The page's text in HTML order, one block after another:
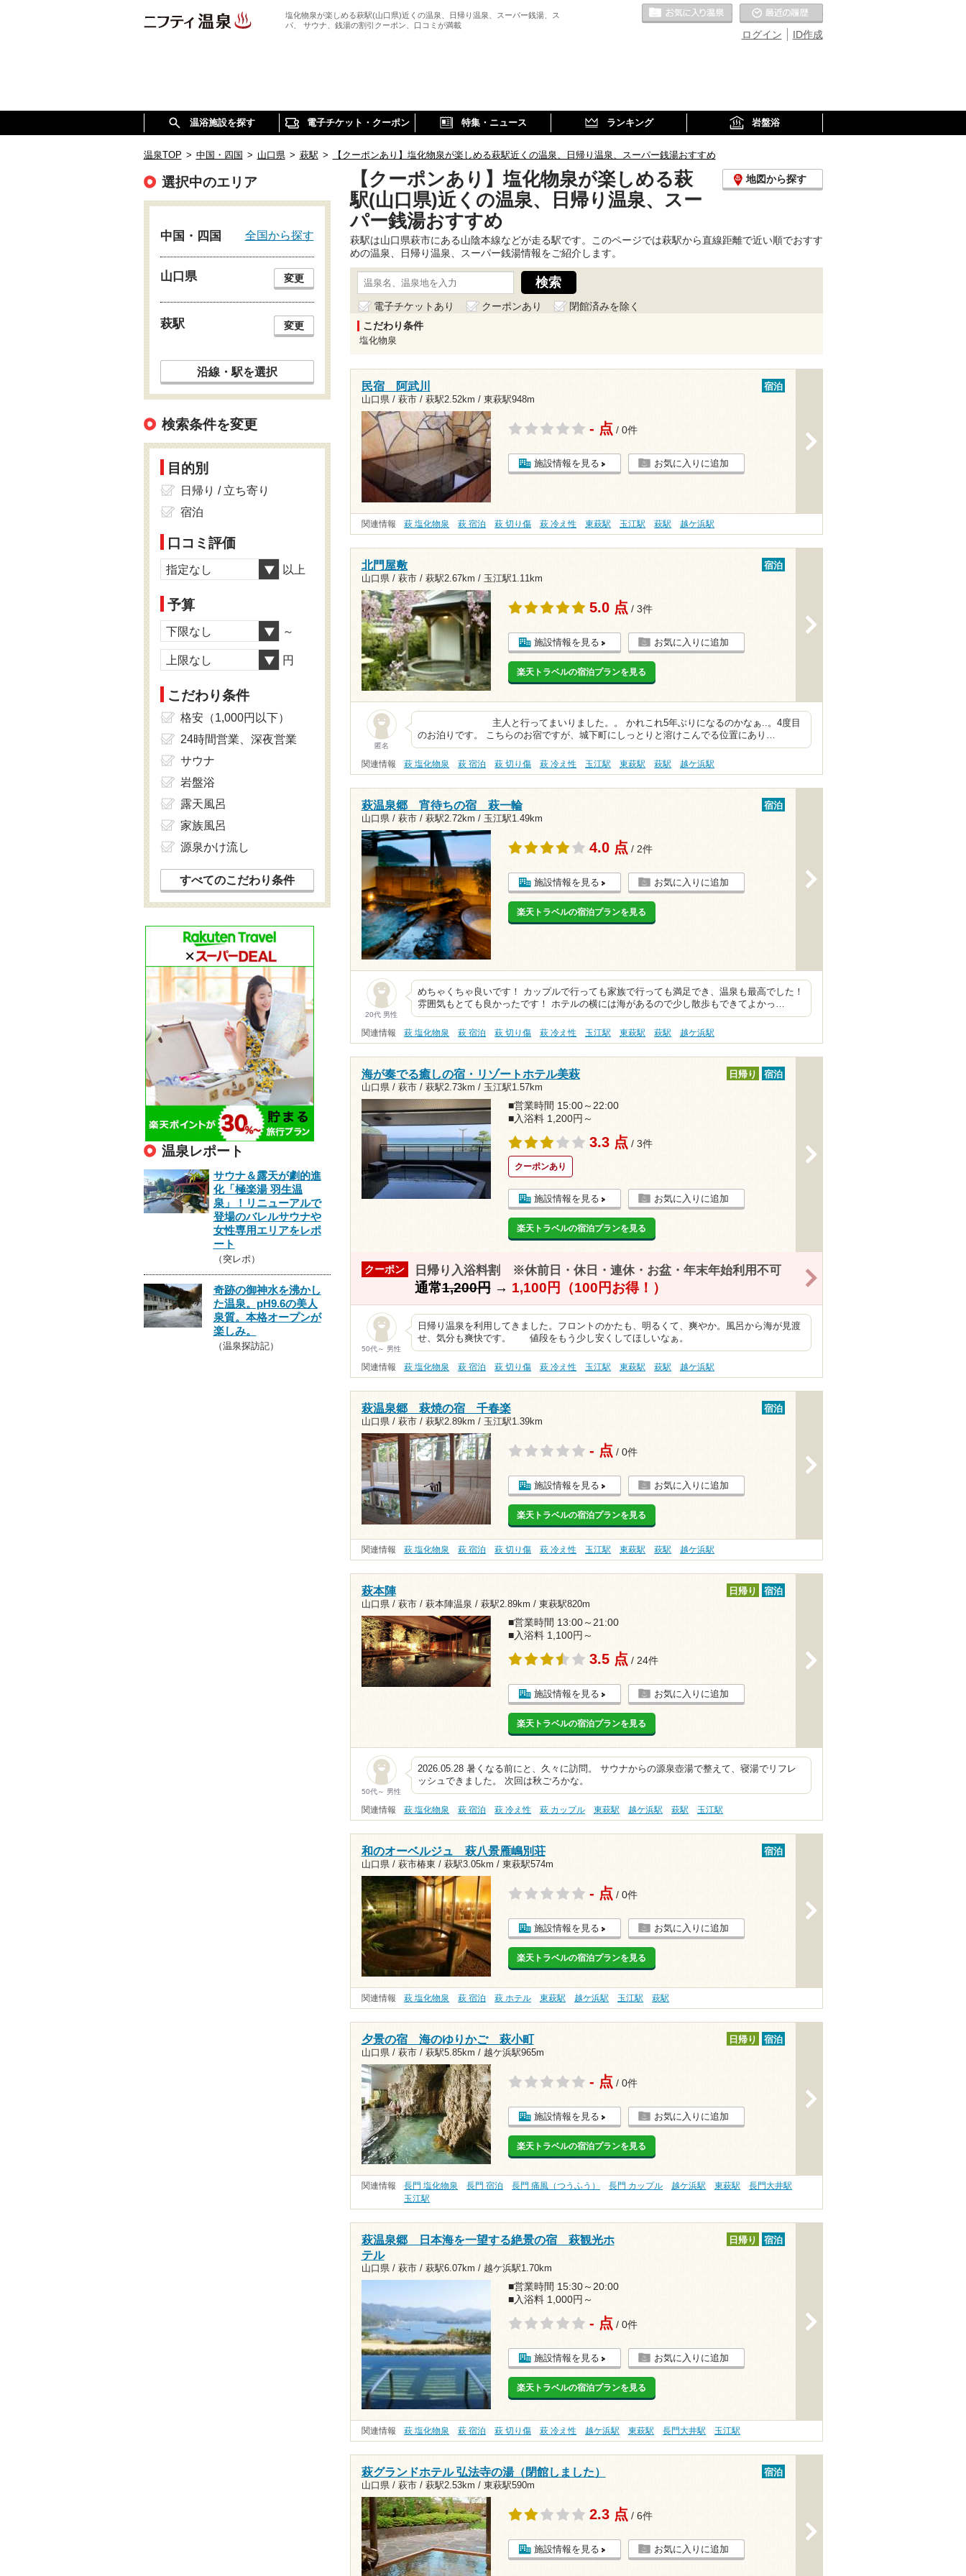
塩化物泉が楽しめる萩駅(山口県)近くの温泉、日帰り温泉、スーパー銭湯、ス
パ、 サウナ、銭湯の割引クーポン、口コミが満載
ID作成
ログイン
お気に入りの温泉
温浴施設を探す 電子チケット・クーポン 特集・ニュース ランキング 岩盤浴
温泉TOP > 中国・四国 > 山口県 > 萩駅 > 【クーポンあり】塩化物泉が楽しめる萩駅近くの温泉、日帰り温泉、スーパー銭湯おすすめ
【クーポンあり】塩化物泉が楽しめる萩
駅(山口県)近くの温泉、日帰り温泉、スー
パー銭湯おすすめ
地図から探す
萩駅は山口県萩市にある山陰本線などが走る駅です。このページでは萩駅から直線距離で近い順でおすす
めの温泉、日帰り温泉、スーパー銭湯情報をご紹介します。
電子チケットあり クーポンあり
閉館済みを除く
こだわり条件
塩化物泉
民宿 阿武川
山口県 / 萩市 / 萩駅2.52km / 東萩駅948m
宿泊
- 点 / 0件
施設情報を見る お気に入りに追加
関連情報 萩 塩化物泉 萩 宿泊 萩 切り傷 萩 冷え性 東萩駅 玉江駅 萩駅 越ケ浜駅
北門屋敷
山口県 / 萩市 / 萩駅2.67km / 玉江駅1.11km
宿泊
5.0 点 / 3件
施設情報を見る お気に入りに追加
楽天トラベルの宿泊プランを見る
匿名
主人と行ってまいりました。。 かれこれ5年ぶりになるのかなぁ..。4度目
のお泊りです。 こちらのお宿ですが、城下町にしっとりと溶けこんでる位置にあり…
関連情報 萩 塩化物泉 萩 宿泊 萩 切り傷 萩 冷え性 玉江駅 東萩駅 萩駅 越ケ浜駅
萩温泉郷 宵待ちの宿 萩一輪
山口県 / 萩市 / 萩駅2.72km / 玉江駅1.49km
宿泊
4.0 点 / 2件
施設情報を見る お気に入りに追加
楽天トラベルの宿泊プランを見る
20代 男性
めちゃくちゃ良いです！ カップルで行っても家族で行っても満足でき、温泉も最高でした！
雰囲気もとても良かったです！ ホテルの横には海があるので少し散歩もできてよかっ…
関連情報 萩 塩化物泉 萩 宿泊 萩 切り傷 萩 冷え性 玉江駅 東萩駅 萩駅 越ケ浜駅
海が奏でる癒しの宿・リゾートホテル美萩
山口県 / 萩市 / 萩駅2.73km / 玉江駅1.57km
日帰り 宿泊
■営業時間 15:00～22:00
■入浴料 1,200円～
3.3 点 / 3件
クーポンあり
施設情報を見る お気に入りに追加
楽天トラベルの宿泊プランを見る
クーポン 日帰り入浴料割 ※休前日・休日・連休・お盆・年末年始利用不可
通常1,200円→ 1,100円（100円お得！）
>
50代～ 男性
日帰り温泉を利用してきました。フロントのかたも、明るくて、爽やか。風呂から海が見渡
せ、気分も爽快です。 値段をもう少し安くしてほしいなぁ。
関連情報 萩 塩化物泉 萩 宿泊 萩 切り傷 萩 冷え性 玉江駅 東萩駅 萩駅 越ケ浜駅
萩温泉郷 萩焼の宿 千春楽
山口県 / 萩市 / 萩駅2.89km / 玉江駅1.39km
宿泊
- 点 / 0件
施設情報を見る お気に入りに追加
楽天トラベルの宿泊プランを見る
関連情報 萩 塩化物泉 萩 宿泊 萩 切り傷 萩 冷え性 玉江駅 東萩駅 萩駅 越ケ浜駅
萩本陣
山口県 / 萩市 / 萩本陣温泉 / 萩駅2.89km / 東萩駅820m
日帰り 宿泊
■営業時間 13:00～21:00
■入浴料 1,100円～
3.5 点 / 24件
施設情報を見る お気に入りに追加
楽天トラベルの宿泊プランを見る
50代～ 男性
2026.05.28 暑くなる前にと、久々に訪問。 サウナからの源泉壺湯で整えて、寝湯でリフレ
ッシュできました。 次回は秋ごろかな。
関連情報 萩 塩化物泉 萩 宿泊 萩 冷え性 萩 カップル 東萩駅 越ケ浜駅 萩駅 玉江駅
和のオーベルジュ 萩八景雁嶋別荘
山口県 / 萩市椿東 / 萩駅3.05km / 東萩駅574m
宿泊
- 点 / 0件
施設情報を見る お気に入りに追加
楽天トラベルの宿泊プランを見る
関連情報 萩 塩化物泉 萩 宿泊 萩 ホテル 東萩駅 越ケ浜駅 玉江駅 萩駅
夕景の宿 海のゆりかご 萩小町
山口県 / 萩市 / 萩駅5.85km / 越ケ浜駅965m
日帰り 宿泊
- 点 / 0件
施設情報を見る お気に入りに追加
楽天トラベルの宿泊プランを見る
関連情報 長門 塩化物泉 長門 宿泊 長門 痛風（つうふう） 長門 カップル 越ケ浜駅 東萩駅
長門大井駅
玉江駅
萩温泉郷 日本海を一望する絶景の宿 萩観光ホ
テル
山口県 / 萩市 / 萩駅6.07km / 越ケ浜駅1.70km
日帰り 宿泊
■営業時間 15:30～20:00
■入浴料 1,000円～
- 点 / 0件
施設情報を見る お気に入りに追加
楽天トラベルの宿泊プランを見る
関連情報 萩 塩化物泉 萩 宿泊 萩 切り傷 萩 冷え性 越ケ浜駅 東萩駅 長門大井駅 玉江駅
萩グランドホテル 弘法寺の湯（閉館しました）
山口県 / 萩市 / 萩駅2.53km / 東萩駅590m
宿泊
2.3 点 / 6件
施設情報を見る お気に入りに追加
選択中のエリア
中国・四国 全国から探す
山口県 変更
萩駅 変更
沿線・駅を選択
検索条件を変更
目的別
日帰り / 立ち寄り
宿泊
口コミ評価
指定なし 以上
予算
下限なし ～
上限なし 円
こだわり条件
格安（1,000円以下）
24時間営業、深夜営業
サウナ
岩盤浴
露天風呂
家族風呂
源泉かけ流し
すべてのこだわり条件
温泉レポート
サウナ＆露天が劇的進
化「極楽湯 羽生温
泉」！リニューアルで
登場のバレルサウナや
女性専用エリアをレポ
ート
（突レポ）
奇跡の御神水を沸かし
た温泉。pH9.6の美人
泉質。本格オープンが
楽しみ。
（温泉探訪記）